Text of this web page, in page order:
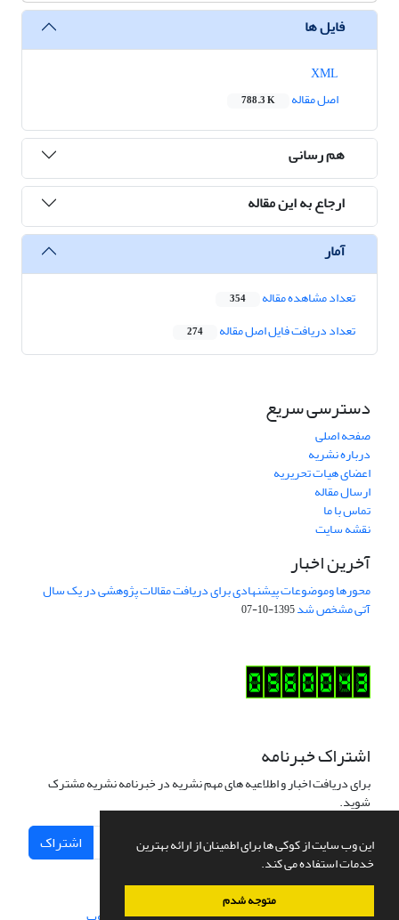
این وب سایت از کوکی ها برای اطمینان از ارائه بهترین
خدمات استفاده می کند.
متوجه شدم
فایل ها
اصل مقاله
788.3 K
هم رسانی
ارجاع به این مقاله
آمار
تعداد مشاهده مقاله 354
تعداد دریافت فایل اصل مقاله 274
دسترسی سریع
صفحه اصلی
درباره نشریه
اعضای هیات تحریریه
ارسال مقاله
تماس با ما
نقشه سایت
آخرین اخبار
محورها وموضوعات پیشنهادی برای دریافت مقالات پژوهشی در یک سال
آتی مشخص شد1395-10-07
اشتراک خبرنامه
برای دریافت اخبار و اطلاعیه های مهم نشریه در خبرنامه نشریه مشترک
شوید.
اشتراک